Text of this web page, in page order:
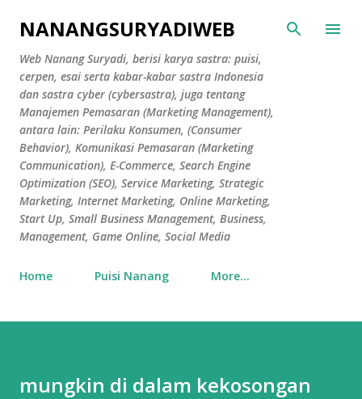
Skip to main content
NANANGSURYADIWEB
Web Nanang Suryadi, berisi karya sastra: puisi,
cerpen, esai serta kabar-kabar sastra Indonesia
dan sastra cyber (cybersastra), juga tentang
Manajemen Pemasaran (Marketing Management),
antara lain: Perilaku Konsumen, (Consumer
Behavior), Komunikasi Pemasaran (Marketing
Communication), E-Commerce, Search Engine
Optimization (SEO), Service Marketing, Strategic
Marketing, Internet Marketing, Online Marketing,
Start Up, Small Business Management, Business,
Management, Game Online, Social Media
Home Puisi Nanang More…
mungkin di dalam kekosongan